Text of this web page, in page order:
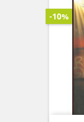
-10%